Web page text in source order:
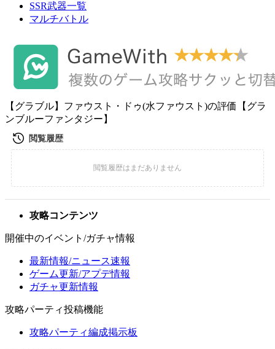
SSR武器一覧
マルチバトル
【グラブル】ファウスト・ドゥ(水ファウスト)の評価【グラ
ンブルーファンタジー】
攻略コンテンツ
開催中のイベント/ガチャ情報
最新情報/ニュース速報
ゲーム更新/アプデ情報
ガチャ更新情報
攻略パーティ投稿機能
攻略パーティ編成掲示板